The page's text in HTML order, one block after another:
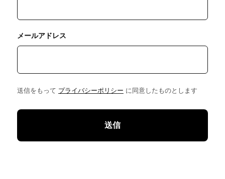
メールアドレス
送信をもって プライバシーポリシー に同意したものとします